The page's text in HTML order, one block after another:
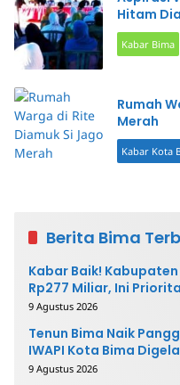
Hitam
Kabar Bima
Rumah
Merah
Kabar Kota
Berita Bima
Kabar Baik!
Rp277 Miliar, Ini
9 Agustus 2026
Tenun Bima Naik
IWAPI Kota Bima
9 Agustus 2026